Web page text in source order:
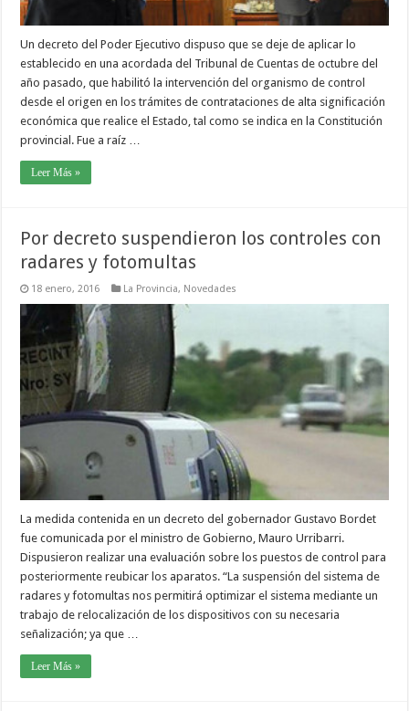
Un decreto del Poder Ejecutivo dispuso que se deje de aplicar lo
establecido en una acordada del Tribunal de Cuentas de octubre del
año pasado, que habilitó la intervención del organismo de control
desde el origen en los trámites de contrataciones de alta significación
económica que realice el Estado, tal como se indica en la Constitución
provincial. Fue a raíz …
Leer Más »
Por decreto suspendieron los controles con
radares y fotomultas
18 enero, 2016 La Provincia, Novedades
La medida contenida en un decreto del gobernador Gustavo Bordet
fue comunicada por el ministro de Gobierno, Mauro Urribarri.
Dispusieron realizar una evaluación sobre los puestos de control para
posteriormente reubicar los aparatos. “La suspensión del sistema de
radares y fotomultas nos permitirá optimizar el sistema mediante un
trabajo de relocalización de los dispositivos con su necesaria
señalización; ya que …
Leer Más »